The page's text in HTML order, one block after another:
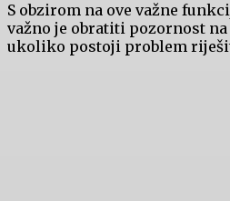
S obzirom na ove važne
važno je obratiti pozornost
ukoliko postoji problem